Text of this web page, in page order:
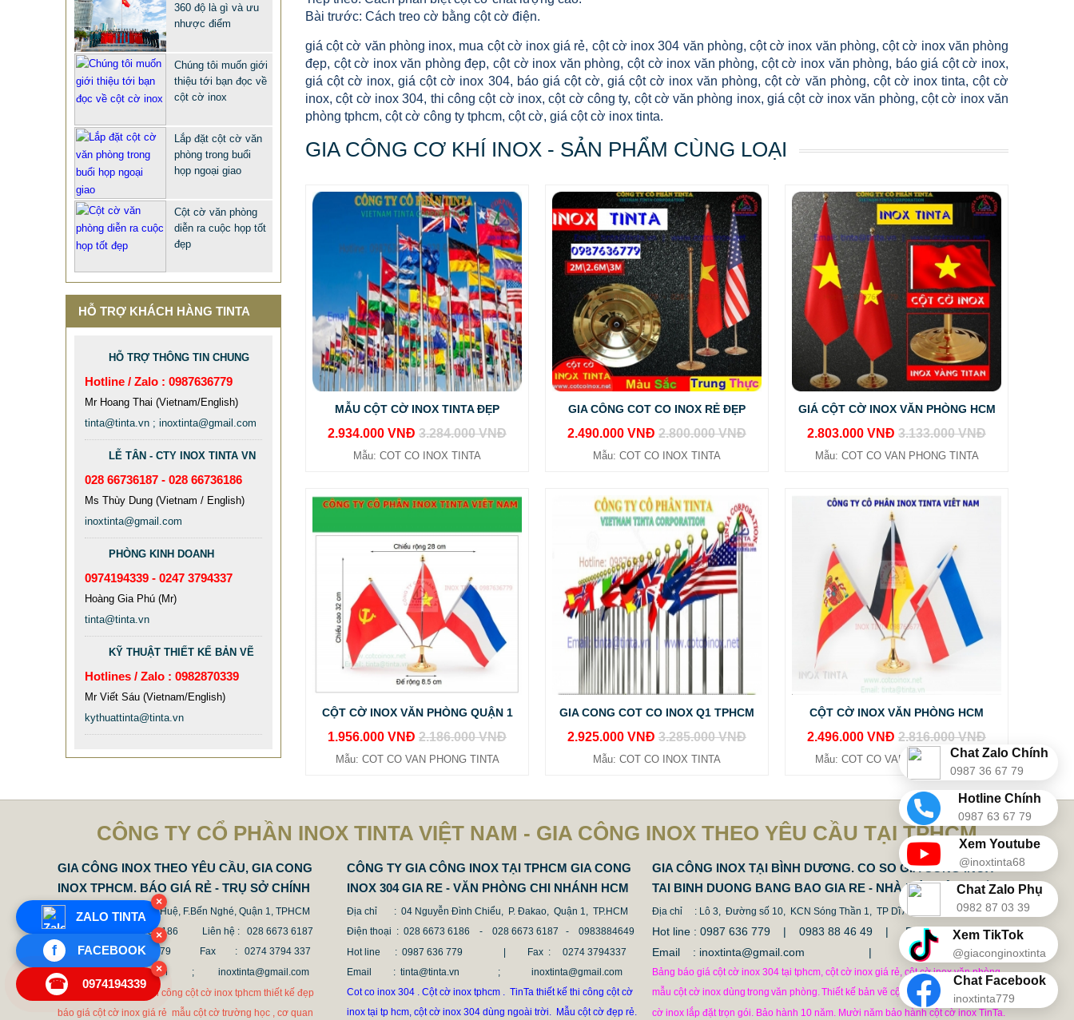
×
ZALO TINTA
×
f FACEBOOK
×
☎ 0974194339
Chat Zalo Chính
0987 36 67 79
Hotline Chính
0987 63 67 79
Xem Youtube
@inoxtinta68
Chat Zalo Phụ
0982 87 03 39
Xem TikTok
@giaconginoxtinta
Chat Facebook
inoxtinta779
Bài trước: Cách treo cờ bằng cột cờ điện.
giá cột cờ văn phòng inox, mua cột cờ inox giá rẻ, cột cờ inox 304 văn phòng, cột cờ inox văn phòng, cột cờ inox văn phòng
đẹp, cột cờ inox văn phòng đẹp, cột cờ inox văn phòng, cột cờ inox văn phòng, cột cờ inox văn phòng, báo giá cột cờ inox,
giá cột cờ inox, giá cột cờ inox 304, báo giá cột cờ, giá cột cờ inox văn phòng, cột cờ văn phòng, cột cờ inox tinta, cột cờ
inox, cột cờ inox 304, thi công cột cờ inox, cột cờ công ty, cột cờ văn phòng inox, giá cột cờ inox văn phòng, cột cờ inox văn
phòng tphcm, cột cờ công ty tphcm, cột cờ, giá cột cờ inox tinta.
GIA CÔNG CƠ KHÍ INOX - SẢN PHẨM CÙNG LOẠI
MẪU CỘT CỜ INOX TINTA ĐẸP
2.934.000 VNĐ 3.284.000 VNĐ
Mẫu: COT CO INOX TINTA
GIA CÔNG COT CO INOX RẺ ĐẸP
2.490.000 VNĐ 2.800.000 VNĐ
Mẫu: COT CO INOX TINTA
GIÁ CỘT CỜ INOX VĂN PHÒNG HCM
2.803.000 VNĐ 3.133.000 VNĐ
Mẫu: COT CO VAN PHONG TINTA
CỘT CỜ INOX VĂN PHÒNG QUẬN 1
1.956.000 VNĐ 2.186.000 VNĐ
Mẫu: COT CO VAN PHONG TINTA
GIA CONG COT CO INOX Q1 TPHCM
2.925.000 VNĐ 3.285.000 VNĐ
Mẫu: COT CO INOX TINTA
CỘT CỜ INOX VĂN PHÒNG HCM
2.496.000 VNĐ 2.816.000 VNĐ
Mẫu: COT CO VAN PHONG TINTA
9.577.900 VNĐ9.757.900 VNĐ
Mẫu: MAU XE DAY INOX 304 GIA RE
MẪU CỘT CỜ INOX ĐẸP GIÁ RẺ
2.896.700 VNĐ2.986.700 VNĐ
Mẫu: MAU COT CO INOX 304
CỘT INOX 304 NÂNG HẠ
685.700 VNĐ865.700 VNĐ
Mẫu: COT INOX 304 SUS
CỘT CHỐNG VA ĐẬP INOX
360 độ là gì và ưu
nhược điểm
Chúng tôi muốn giới
thiệu tới bạn đọc về
cột cờ inox
Lắp đặt cột cờ văn
phòng trong buổi
họp ngoại giao
Cột cờ văn phòng
diễn ra cuộc họp tốt
đẹp
HỖ TRỢ KHÁCH HÀNG TINTA
HỖ TRỢ THÔNG TIN CHUNG
Hotline / Zalo : 0987636779
Mr Hoang Thai (Vietnam/English)
tinta@tinta.vn ; inoxtinta@gmail.com
LỄ TÂN - CTY INOX TINTA VN
028 66736187 - 028 66736186
Ms Thùy Dung (Vietnam / English)
inoxtinta@gmail.com
PHÒNG KINH DOANH
0974194339 - 0247 3794337
Hoàng Gia Phú (Mr)
tinta@tinta.vn
KỸ THUẬT THIẾT KẾ BẢN VẼ
Hotlines / Zalo : 0982870339
Mr Viết Sáu (Vietnam/English)
kythuattinta@tinta.vn
CÔNG TY CỔ PHẦN INOX TINTA VIỆT NAM - GIA CÔNG INOX THEO YÊU CẦU TẠI TPHCM
GIA CÔNG INOX THEO YÊU CẦU, GIA CONG
INOX TPHCM. BÁO GIÁ RẺ - TRỤ SỞ CHÍNH
Địa chỉ : 68 Nguyễn Huệ, F.Bến Nghé, Quận 1, TPHCM
Điện thoại : 028 6673 6186
Liên hệ : 028 6673 6187
Hotline : 0987 636 779 Fax
: 0274 3794 337
Email : tinta@tinta.vn ;
inoxtinta@gmail.com
Cot co inox 304 hcm thi công cột cờ inox tphcm thiết kế đẹp
báo giá cột cờ inox giá rẻ mẫu cột cờ trường học , cơ quan
CÔNG TY GIA CÔNG INOX TẠI TPHCM GIA CONG
INOX 304 GIA RE - VĂN PHÒNG CHI NHÁNH HCM
Địa chỉ
: 04 Nguyễn Đình Chiểu, P. Đakao, Quận 1, TP.HCM
Điện thoại : 028 6673 6186 - 028 6673 6187 -
0983884649
Hot line
: 0987 636 779 | Fax :
0274 3794337
Email
: tinta@tinta.vn ; inoxtinta@gmail.com
Cot co inox 304 . Cột cờ inox tphcm . TinTa thiết kế thi công cột cờ
inox tại tp hcm, cột cờ inox 304 dùng ngoài trời. Mẫu cột cờ đẹp rẻ.
GIA CÔNG INOX TẠI BÌNH DƯƠNG. CO SO GIA CONG INOX
TAI BINH DUONG BANG BAO GIA RE - NHÀ MÁY SẢN XUẤT
Địa chỉ : Lô 3, Đường số 10, KCN Sóng Thần 1, TP Dĩ An, Tỉnh Bình Duong.
Hot line : 0987 636 779 | 0983 88 46 49 |
Fax: 0274.3794337
Email : inoxtinta@gmail.com | tinta@tinta.vn
Bảng báo giá cột cờ inox 304 tại tphcm, cột cờ inox giá rẻ, cột cờ inox văn phòng,
mẫu cột cờ inox dùng trong văn phòng.Thiết kế bản vẽ cột cờ file cad thi công cột
cờ inox lắp đặt trọn gói. Bảo hành 10 năm. Mười năm bảo hành cột cờ inox TinTa.